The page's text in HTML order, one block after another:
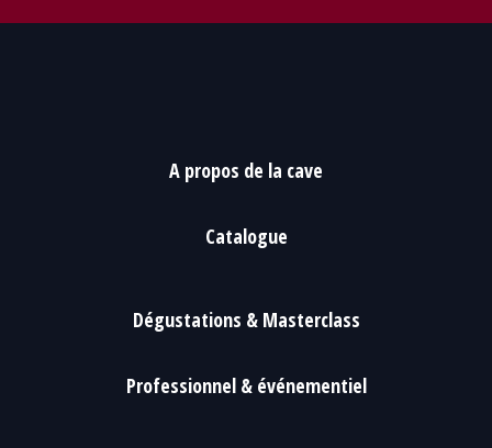
A propos de la cave
Catalogue
Dégustations & Masterclass
Professionnel & événementiel